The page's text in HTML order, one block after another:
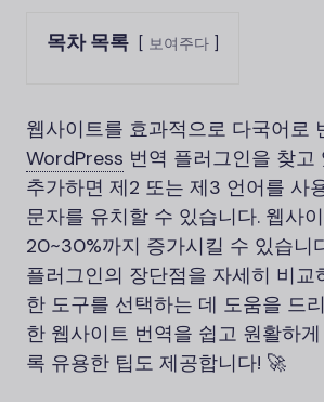
목차 목록 보여주다
웹사이트를 효과적으로 다국어로
WordPress 번역 플러그인을 찾고
추가하면 제2 또는 제3 언어를 사
문자를 유치할 수 있습니다. 웹사
20~30%까지 증가시킬 수 있습니
플러그인의 장단점을 자세히 비교
한 도구를 선택하는 데 도움을 드
한 웹사이트 번역을 쉽고 원활하
록 유용한 팁도 제공합니다! 🚀